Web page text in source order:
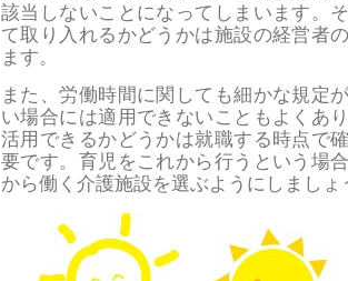
該当しないことになってしまいます。
て取り入れるかどうかは施設の経営者
ます。
また、労働時間に関しても細かな規定
い場合には適用できないこともよくあ
活用できるかどうかは就職する時点で
要です。育児をこれから行うという場
から働く介護施設を選ぶようにしましょ